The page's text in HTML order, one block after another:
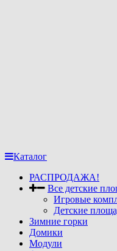
Каталог
РАСПРОДАЖА!
Все детские
Игровые
Детские
Зимние горки
Домики
Модули